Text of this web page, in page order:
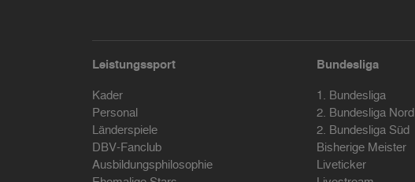
Leistungssport
Kader
Personal
Länderspiele
DBV-Fanclub
Ausbildungsphilosophie
Bundesliga
1. Bundesliga
2. Bundesliga Nord
2. Bundesliga Süd
Bisherige Meister
Liveticker